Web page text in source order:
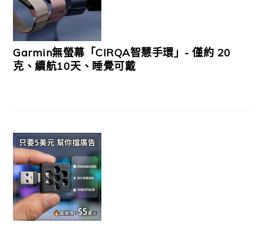
Garmin無螢幕「CIRQA智慧手環」- 僅約 20
克、續航10天、睡覺可戴